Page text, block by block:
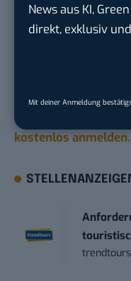
News aus KI,
direkt, exklusiv
Mit deiner Anmeldung
Du möchtest nicht
KI, Green Tech und
wichtigsten News
damit ihren
kostenlos anmelden.